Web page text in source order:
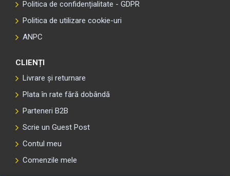
Politica de confidențialitate - GDPR
Politica de utilizare cookie-uri
ANPC
CLIENȚI
Livrare și returnare
Plata în rate fără dobândă
Parteneri B2B
Scrie un Guest Post
Contul meu
Comenzile mele